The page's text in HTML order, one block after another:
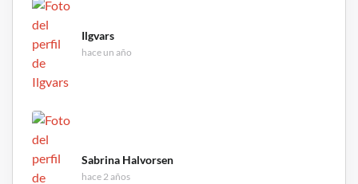
Ilgvars
hace un año
Sabrina Halvorsen
hace 2 años